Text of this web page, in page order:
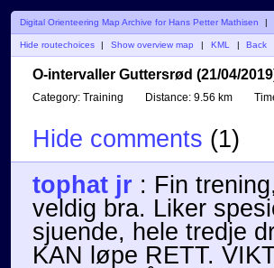
Digital Orienteering Map Archive for Hans Petter Mathisen |
Hide routechoices Show overview map KML Back
O-intervaller Guttersrød (21/04/
Category: Training Distance: 9.56 km
Hide comments (1)
tophat jr : Fin
veldig bra. Liker
sjuende, hele tredje
KAN løpe RETT.